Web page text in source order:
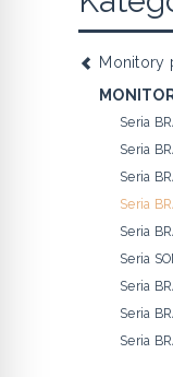
Monitory
Seria
Seria
Seria
Seria
Seria
Seria
Seria
Seria
Seria